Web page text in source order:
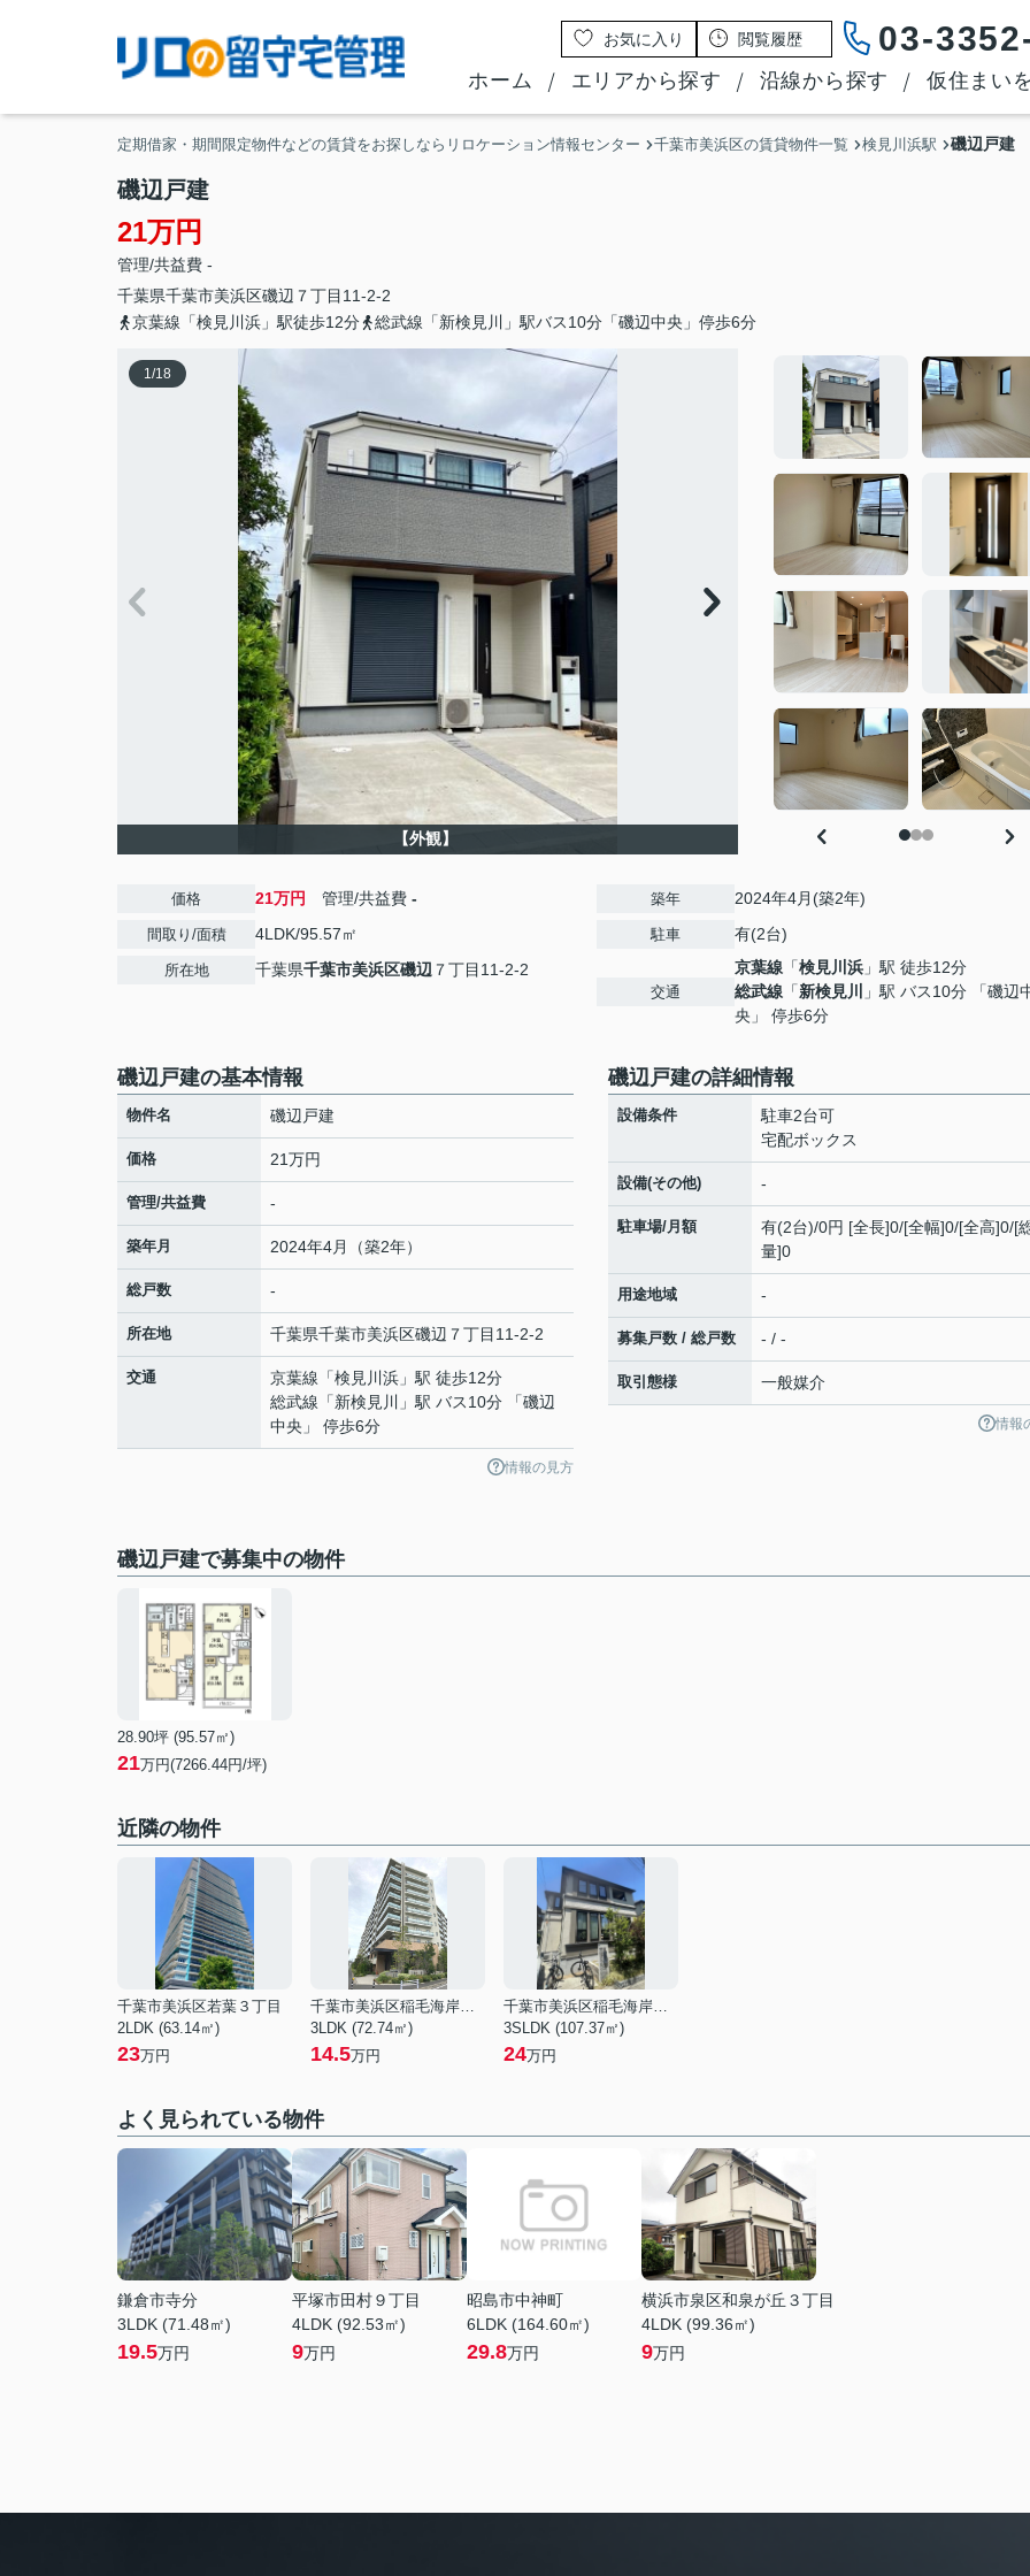
お気に入り 閲覧履歴 03-
ホーム エリアから探す 沿線から探す 仮住まい
定期借家・期間限定物件などの賃貸をお探しならリロケーション情報センター 千葉市美浜区の賃貸物件一覧 検見川浜駅 磯辺戸建
磯辺戸建
21万円
管理/共益費 -
千葉県千葉市美浜区磯辺 ７丁目11-2-2
京葉線「検見川浜」駅徒歩12分
総武線「新検見川」駅バス10分「磯辺中央」停歩6分
1/18
【外観】
価格 21万円 管理/共益費 -
間取り/面積 4LDK/95.57㎡
所在地 千葉県千葉市美浜区磯辺 ７丁目11-2-2
築年 2024年4月(築2年)
駐車 有(2台)
交通
京葉線 「検見川浜 」駅 徒歩12分
総武線 「新検見川
」駅 バス10分 「磯辺
央」 停歩6分
磯辺戸建の基本情報
物件名 磯辺戸建
価格 21万円
管理/共益費 -
築年月 2024年4月（築2年）
総戸数 -
所在地 千葉県千葉市美浜区磯辺 ７丁目11-2-2
交通 京葉線 「検見川浜 」駅 徒歩12分
総武線 「新検見川
」駅 バス10分 「磯辺
中央」 停歩6分
情報の見方
磯辺戸建の詳細情報
設備条件
駐車2台可
宅配ボックス
設備(その他) -
駐車場/月額
有(2台)/0円 [全長]0/[全幅]0/[全高]0/[
量]0
用途地域 -
募集戸数 / 総戸数 - / -
取引態様 一般媒介
情報
磯辺戸建で募集中の物件
28.90坪 (95.57㎡)
21万円(7266.44円/坪)
近隣の物件
千葉市美浜区若葉３丁目
2LDK (63.14㎡)
23万円
千葉市美浜区稲毛海岸５丁目
3LDK (72.74㎡)
14.5万円
千葉市美浜区稲毛海岸２丁目
3SLDK (107.37㎡)
24万円
よく見られている物件
鎌倉市寺分
3LDK (71.48㎡)
19.5万円
平塚市田村９丁目
4LDK (92.53㎡)
9万円
昭島市中神町
6LDK (164.60㎡)
29.8万円
横浜市泉区和泉が丘３丁目
4LDK (99.36㎡)
9万円